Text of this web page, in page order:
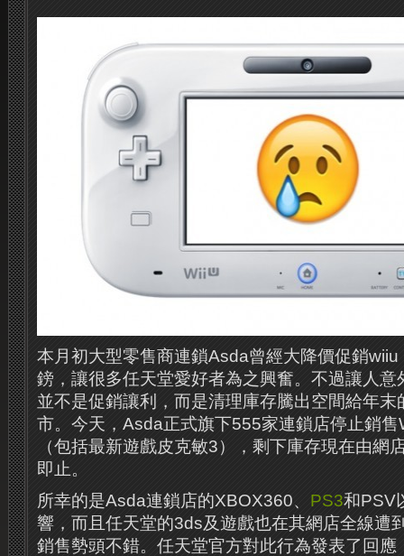
本月初大型零售商連鎖Asda曾經大降價促銷
鎊，讓很多任天堂愛好者為之興奮。不過讓人
並不是促銷讓利，而是清理庫存騰出空間給年末
市。今天，Asda正式旗下555家連鎖店停止銷
（包括最新遊戲皮克敏3），剩下庫存現在由網
即止。
所幸的是Asda連鎖店的XBOX360、 PS3和PSV
響，而且任天堂的3ds及遊戲也在其網店全線遭
銷售勢頭不錯。任天堂官方對此行為發表了回